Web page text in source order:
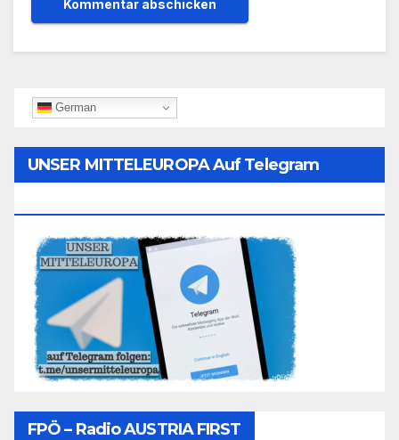
German
UNSER MITTELEUROPA Auf Telegram
FPÖ – Radio AUSTRIA FIRST